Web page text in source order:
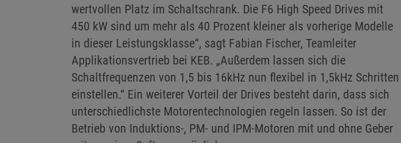
wertvollen Platz im Schaltschrank. Die F6 High Speed Drives mit
450 kW sind um mehr als 40 Prozent kleiner als vorherige Modelle
in dieser Leistungsklasse“, sagt Fabian Fischer, Teamleiter
Applikationsvertrieb bei KEB. „Außerdem lassen sich die
Schaltfrequenzen von 1,5 bis 16kHz nun flexibel in 1,5kHz Schritten
einstellen.“ Ein weiterer Vorteil der Drives besteht darin, dass sich
unterschiedlichste Motorentechnologien regeln lassen. So ist der
Betrieb von Induktions-, PM- und IPM-Motoren mit und ohne Geber